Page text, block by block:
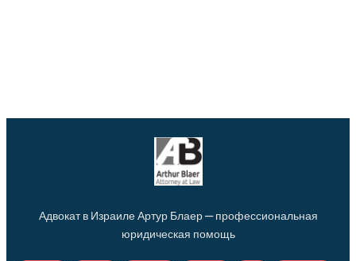
Адвокат в Израиле Артур Блаер — профессиональная
юридическая помощь